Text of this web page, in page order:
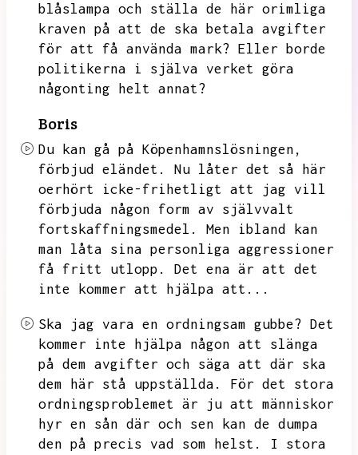
blåslampa och ställa de här orimliga
kraven på att de ska betala avgifter
för att få använda mark? Eller borde
politikerna i själva verket göra
någonting helt annat?
Boris
Du kan gå på Köpenhamnslösningen,
förbjud eländet.
Nu låter det så här
oerhört icke-frihetligt att jag vill
förbjuda någon form av självvalt
fortskaffningsmedel.
Men ibland kan
man låta sina personliga aggressioner
få fritt utlopp.
Det ena är att det
inte kommer att hjälpa att...
Ska jag vara en ordningsam gubbe? Det
kommer inte hjälpa någon att slänga
på dem avgifter och säga att där ska
dem här stå uppställda.
För det stora
ordningsproblemet är ju att människor
hyr en sån där och sen kan de dumpa
den på precis vad som helst.
I stora